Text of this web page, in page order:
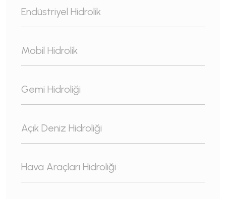
Endüstriyel Hidrolik
Mobil Hidrolik
Gemi Hidroliği
Açık Deniz Hidroliği
Hava Araçları Hidroliği